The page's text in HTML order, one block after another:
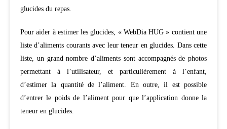
glucides du repas.
Pour aider à estimer les glucides, « WebDia HUG » contient une
liste d’aliments courants avec leur teneur en glucides. Dans cette
liste, un grand nombre d’aliments sont accompagnés de photos
permettant à l’utilisateur, et particulièrement à l’enfant,
d’estimer la quantité de l’aliment. En outre, il est possible
d’entrer le poids de l’aliment pour que l’application donne la
teneur en glucides.